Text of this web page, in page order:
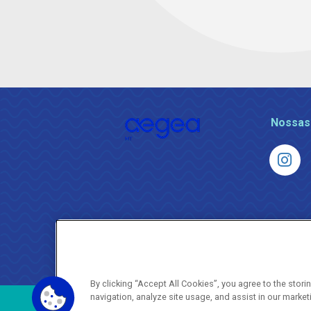
By clicking “Accept All Cookies”, you agree to the
navigation, analyze site usage, and assist in our